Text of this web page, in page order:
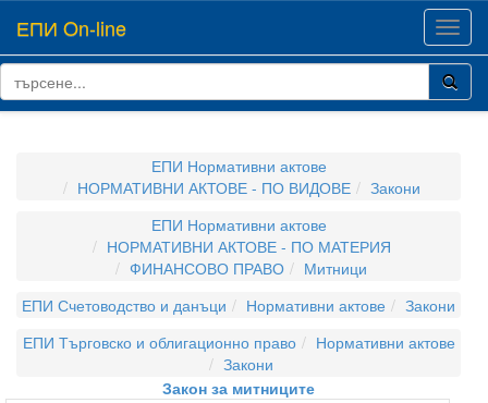
ЕПИ On-line
ЕПИ Нормативни актове
НОРМАТИВНИ АКТОВЕ - ПО ВИДОВЕ
Закони
ЕПИ Нормативни актове
НОРМАТИВНИ АКТОВЕ - ПО МАТЕРИЯ
ФИНАНСОВО ПРАВО
Митници
ЕПИ Счетоводство и данъци
Нормативни актове
Закони
ЕПИ Търговско и облигационно право
Нормативни актове
Закони
Закон за митниците